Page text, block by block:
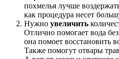
похмелья лучше
как процедура несет
Нужно увеличить
Отлично помогает вода
она помоет восстановить
Также помогут отвары